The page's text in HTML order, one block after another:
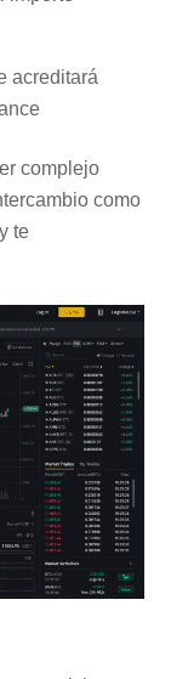
acreditará
complejo
como
y te